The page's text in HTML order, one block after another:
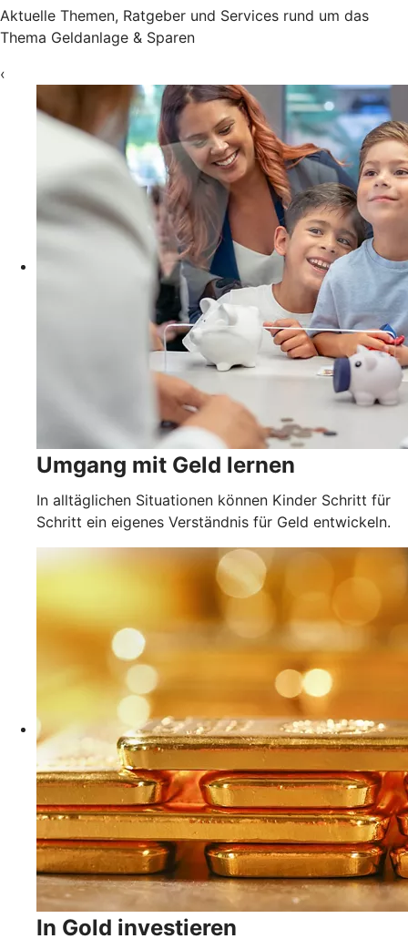
Aktuelle Themen, Ratgeber und Services rund um das
Thema Geldanlage & Sparen
‹
Umgang mit Geld lernen
In alltäglichen Situationen können Kinder Schritt für
Schritt ein eigenes Verständnis für Geld entwickeln.
In Gold investieren